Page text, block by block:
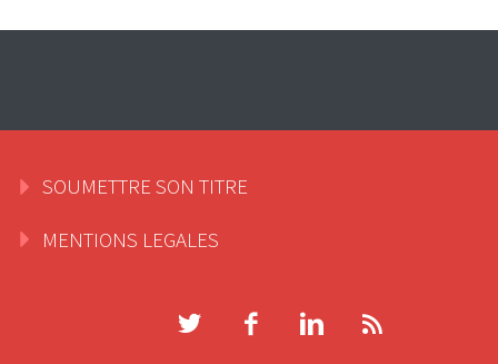
SOUMETTRE SON TITRE
MENTIONS LEGALES